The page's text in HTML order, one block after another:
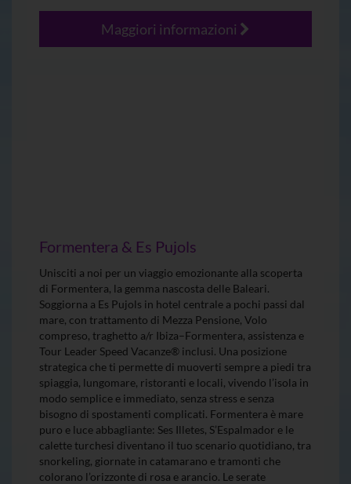
Maggiori informazioni
Formentera & Es Pujols
Unisciti a noi per un viaggio emozionante alla scoperta
di Formentera, la gemma nascosta delle Baleari.
Soggiorna a Es Pujols in hotel centrale a pochi passi dal
mare, con trattamento di Mezza Pensione, Volo
compreso, traghetto a/r Ibiza–Formentera, assistenza e
Tour Leader Speed Vacanze® inclusi. Una posizione
strategica che ti permette di muoverti sempre a piedi tra
spiaggia, lungomare, ristoranti e locali, vivendo l’isola in
modo semplice e immediato, senza stress e senza
bisogno di spostamenti complicati. Formentera è mare
puro e luce abbagliante: Ses Illetes, S’Espalmador e le
calette turchesi diventano il tuo scenario quotidiano, tra
snorkeling, giornate in catamarano e tramonti che
colorano l’orizzonte di rosa e arancio. Le serate